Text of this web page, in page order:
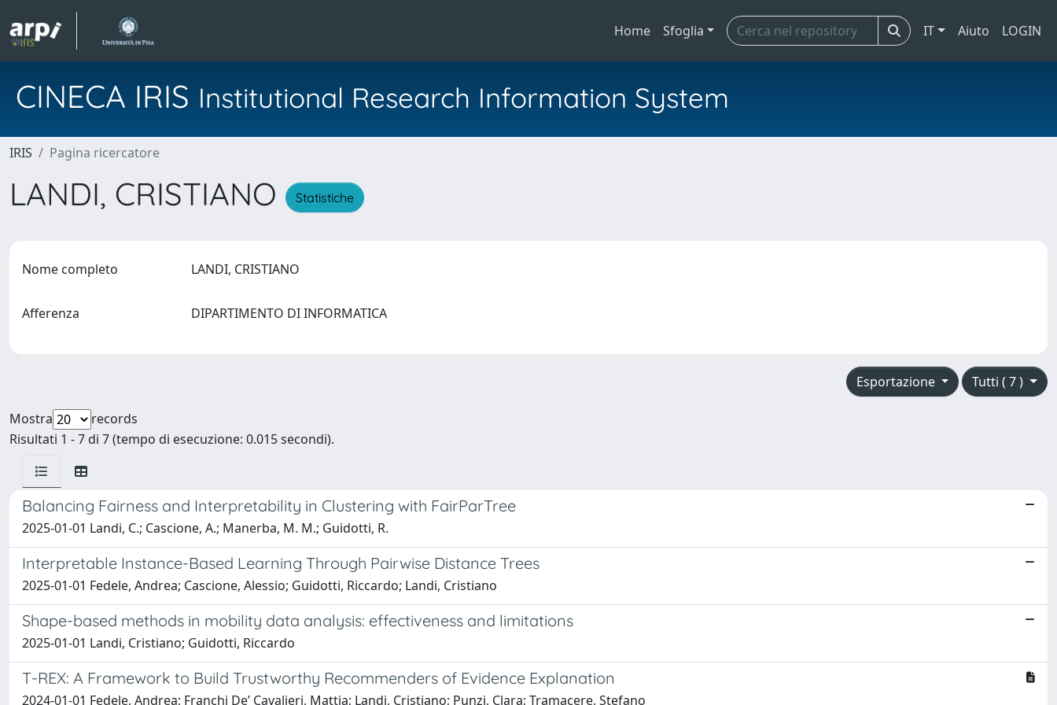
Home Sfoglia IT Aiuto LOGIN
CINECA IRIS Institutional Research Information System
IRIS Pagina ricercatore
LANDI, CRISTIANO Statistiche
Nome completo LANDI, CRISTIANO
Afferenza DIPARTIMENTO DI INFORMATICA
Tutti ( 7 )
Esportazione
Mostra
records
Risultati 1 - 7 di 7 (tempo di esecuzione: 0.015 secondi).
Balancing Fairness and Interpretability in Clustering with FairParTree
2025-01-01 Landi, C.; Cascione, A.; Manerba, M. M.; Guidotti, R.
Interpretable Instance-Based Learning Through Pairwise Distance Trees
2025-01-01 Fedele, Andrea; Cascione, Alessio; Guidotti, Riccardo; Landi, Cristiano
Shape-based methods in mobility data analysis: effectiveness and limitations
2025-01-01 Landi, Cristiano; Guidotti, Riccardo
T-REX: A Framework to Build Trustworthy Recommenders of Evidence Explanation
2024-01-01 Fedele, Andrea; Franchi De’ Cavalieri, Mattia; Landi, Cristiano; Punzi, Clara; Tramacere, Stefano